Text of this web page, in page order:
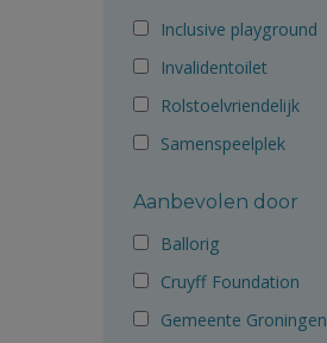
Inclusive playground
Invalidentoilet
Rolstoelvriendelijk
Samenspeelplek
Aanbevolen door
Ballorig
Cruyff Foundation
Gemeente Groningen